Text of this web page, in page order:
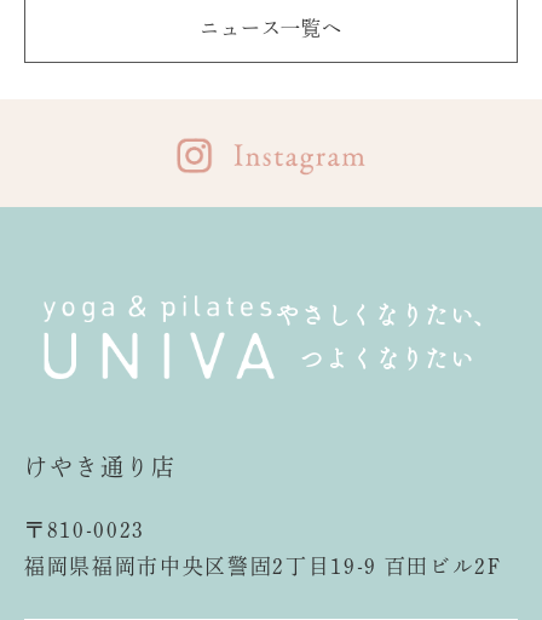
ニュース一覧へ
やさしくなりたい、
つよくなりたい
けやき通り店
〒810-0023
福岡県福岡市中央区警固2丁目19-9 百田ビル2F